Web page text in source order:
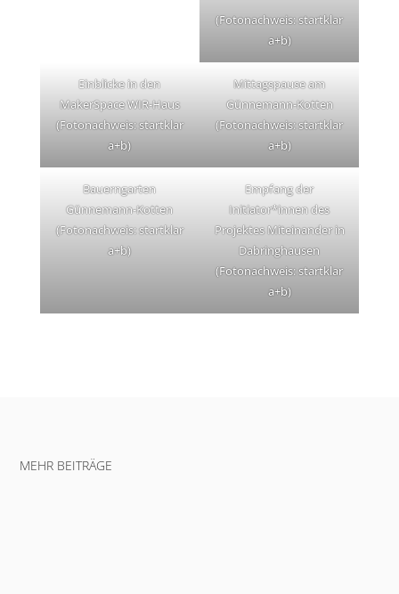
(Fotonachweis: startklar
a+b)
Einblicke in den
MakerSpace WIR-Haus
(Fotonachweis: startklar
a+b)
Mittagspause am
Günnemann-Kotten
(Fotonachweis: startklar
a+b)
Bauerngarten
Günnemann-Kotten
(Fotonachweis: startklar
a+b)
Empfang der
Initiator*innen des
Projektes Miteinander in
Dabringhausen
(Fotonachweis: startklar
a+b)
MEHR BEITRÄGE